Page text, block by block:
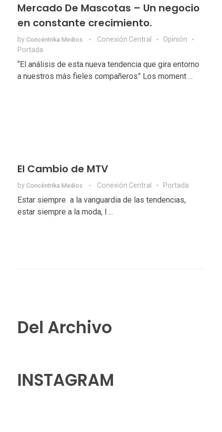
Mercado De Mascotas – Un negocio
en constante crecimiento.
by Concéntrika Medios Conexión Central
Opinión
Portada
“El análisis de esta nueva tendencia que gira entorno
a nuestros más fieles compañeros” Los moment ...
El Cambio de MTV
by Concéntrika Medios Conexión Central Portada
Estar siempre a la vanguardia de las tendencias,
estar siempre a la moda, l ...
Del Archivo
INSTAGRAM